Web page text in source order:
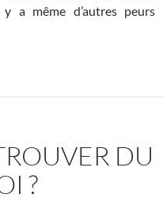
a même d’autres peurs
sans peur, ni regret ?
DU
?